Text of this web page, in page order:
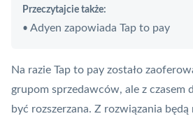
Przeczytajcie także:
• Adyen zapowiada Tap to pay
Na razie Tap to pay zostało
grupom sprzedawców, ale z czasem
być rozszerzana. Z rozwiązania będą